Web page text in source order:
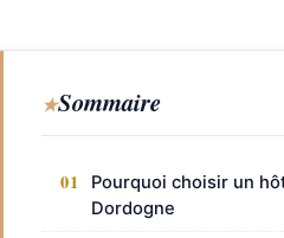
Sommaire
Pourquoi choisir un
Dordogne